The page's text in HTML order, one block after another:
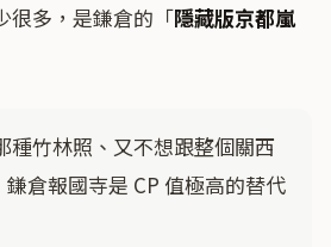
很多，是鎌倉的「隱藏版京都嵐
種竹林照、又不想跟整個關西
倉報國寺是 CP 值極高的替代